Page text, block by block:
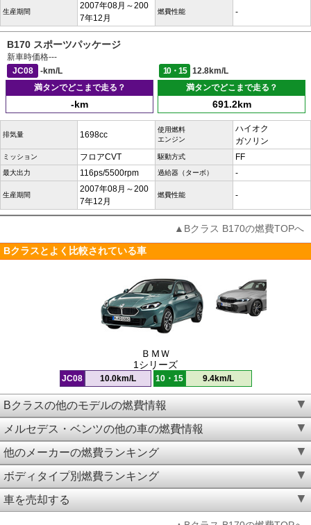
生産期間
2007年08月～200
7年12月
燃費性能 -
B170 スポーツパッケージ
新車時価格---
JC08
-km/L 10・15
12.8km/L
満タンでどこまで走る？
-km
満タンでどこまで走る？
691.2km
排気量 1698cc
使用燃料
エンジン
ハイオク
ガソリン
ミッション フロアCVT 駆動方式 FF
最大出力 116ps/5500rpm 過給器（ターボ） -
生産期間
2007年08月～200
7年12月
燃費性能 -
▲Bクラス B170の燃費TOPへ
Bクラスとよく比較されている車
ＢＭＷ
1シリーズ
JC08 10.0km/L 10・15 9.4km/L
Bクラスの他のモデルの燃費情報
メルセデス・ベンツの他の車の燃費情報
他のメーカーの燃費ランキング
ボディタイプ別燃費ランキング
車を売却する